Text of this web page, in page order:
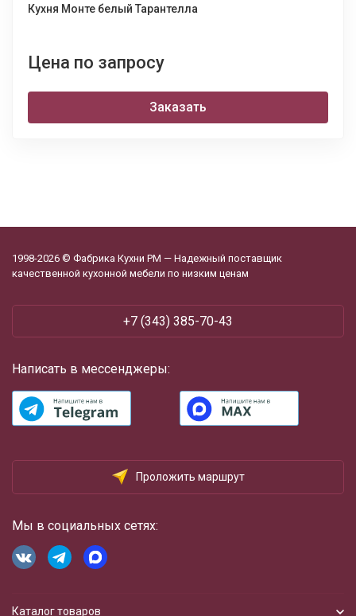
Кухня Монте белый Тарантелла
Цена по запросу
Заказать
1998-2026 © Фабрика Кухни РМ — Надежный поставщик
качественной кухонной мебели по низким ценам
+7 (343) 385-70-43
Написать в мессенджеры:
Проложить маршрут
Мы в социальных сетях:
Каталог товаров